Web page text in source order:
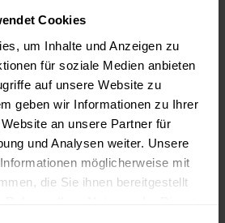
Cookies
um Inhalte und Anzeigen zu
für soziale Medien anbieten
auf unsere Website zu
geben wir Informationen zu Ihrer
an unsere Partner für
und Analysen weiter. Unsere
möglicherweise mit
die Sie ihnen bereitgestellt
schnell & einfach